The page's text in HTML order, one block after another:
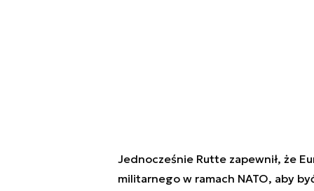
Jednocześnie Rutte zapewnił, że
militarnego w ramach NATO, aby